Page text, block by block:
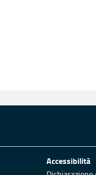
Accessibilità